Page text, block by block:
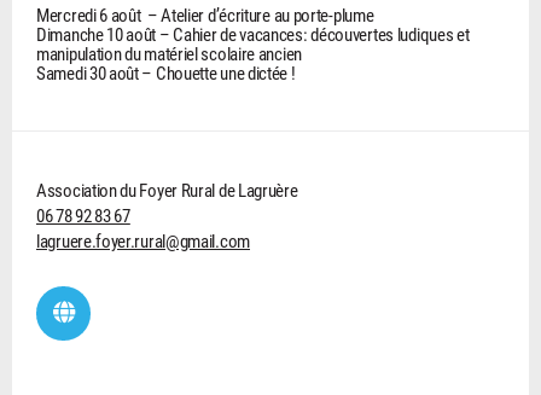
Mercredi 6 août – Atelier d’écriture au porte-plume
Dimanche 10 août – Cahier de vacances: découvertes ludiques et
manipulation du matériel scolaire ancien
Samedi 30 août – Chouette une dictée !
Association du Foyer Rural de Lagruère
06 78 92 83 67
lagruere.foyer.rural@gmail.com